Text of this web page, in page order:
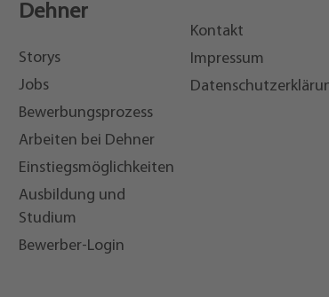
Dehner
Storys
Jobs
Bewerbungsprozess
Arbeiten bei Dehner
Einstiegsmöglichkeiten
Ausbildung und
Studium
Bewerber-Login
Kontakt
Impressum